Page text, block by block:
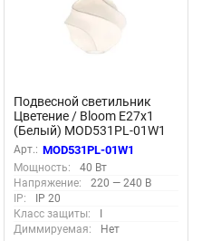
Подвесной светильник
Цветение / Bloom E27х1
(Белый) MOD531PL-01W1
Арт.: MOD531PL-01W1
Мощность:
40 Вт
Напряжение:
220 — 240 В
IP:
IP 20
Класс защиты:
I
Диммируемая:
Нет